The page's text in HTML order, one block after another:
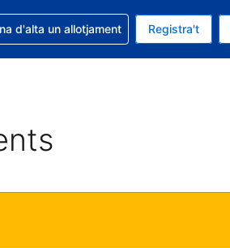
actual és EUR
actual és Català
amb la reserva
d'alta un allotjament Registra't